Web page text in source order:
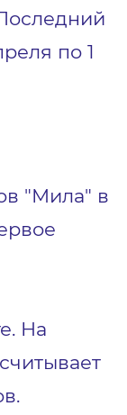
по 1
"Мила" в
На